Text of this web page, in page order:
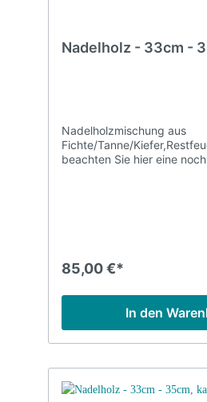
Nadelholz - 33cm -
Nadelholzmischung aus
Fichte/Tanne/
beachten Sie hier eine
85,00 €*
In den